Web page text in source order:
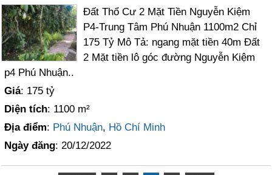
Đất Thổ Cư 2 Mặt Tiền Nguyễn Kiệm
P4-Trung Tâm Phú Nhuận 1100m2 Chỉ
175 Tỷ Mô Tả: ngang mặt tiền 40m Đất
2 Mặt tiền lô góc đường Nguyễn Kiệm
p4 Phú Nhuận..
Giá: 175 tỷ
Diện tích: 1100 m²
Địa điểm: Phú Nhuận, Hồ Chí Minh
Ngày đăng: 20/12/2022